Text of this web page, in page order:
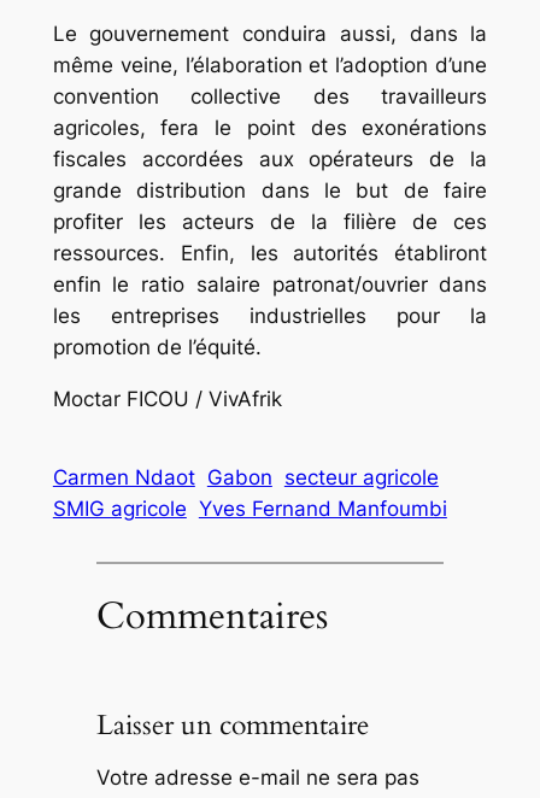
Le gouvernement conduira aussi, dans la
même veine, l’élaboration et l’adoption d’une
convention collective des travailleurs
agricoles, fera le point des exonérations
fiscales accordées aux opérateurs de la
grande distribution dans le but de faire
profiter les acteurs de la filière de ces
ressources. Enfin, les autorités établiront
enfin le ratio salaire patronat/ouvrier dans
les entreprises industrielles pour la
promotion de l’équité.
Moctar FICOU / VivAfrik
Carmen Ndaot Gabon secteur agricole
SMIG agricole Yves Fernand Manfoumbi
Commentaires
Laisser un commentaire
Votre adresse e-mail ne sera pas